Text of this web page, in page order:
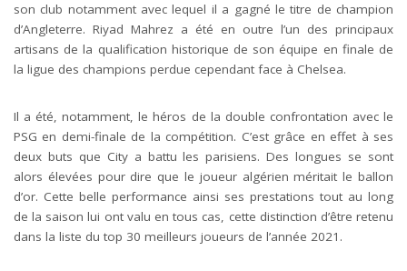
son club notamment avec lequel il a gagné le titre de champion
d’Angleterre. Riyad Mahrez a été en outre l’un des principaux
artisans de la qualification historique de son équipe en finale de
la ligue des champions perdue cependant face à Chelsea.
Il a été, notamment, le héros de la double confrontation avec le
PSG en demi-finale de la compétition. C’est grâce en effet à ses
deux buts que City a battu les parisiens. Des longues se sont
alors élevées pour dire que le joueur algérien méritait le ballon
d’or. Cette belle performance ainsi ses prestations tout au long
de la saison lui ont valu en tous cas, cette distinction d’être retenu
dans la liste du top 30 meilleurs joueurs de l’année 2021.